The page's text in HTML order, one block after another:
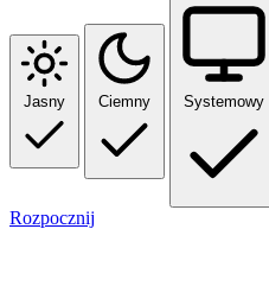
Jasny Ciemny Systemowy
Rozpocznij